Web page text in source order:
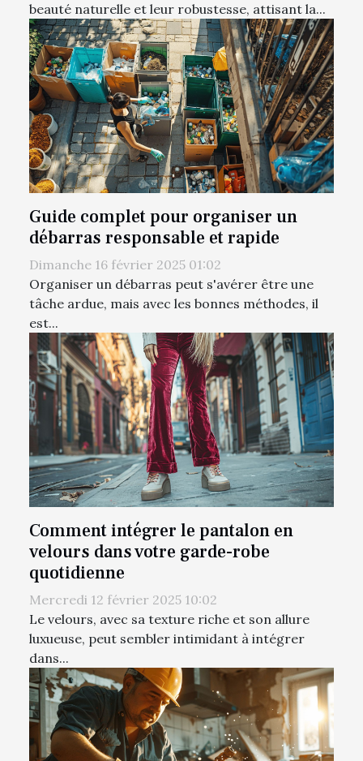
beauté naturelle et leur robustesse, attisant la...
Guide complet pour organiser un
débarras responsable et rapide
Dimanche 16 février 2025 01:02
Organiser un débarras peut s'avérer être une
tâche ardue, mais avec les bonnes méthodes, il
est...
Comment intégrer le pantalon en
velours dans votre garde-robe
quotidienne
Mercredi 12 février 2025 10:02
Le velours, avec sa texture riche et son allure
luxueuse, peut sembler intimidant à intégrer
dans...